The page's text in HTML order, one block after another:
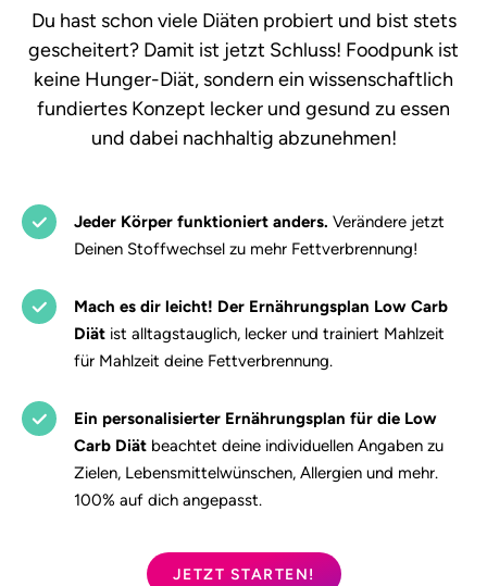
Du hast schon viele Diäten probiert und bist stets
gescheitert? Damit ist jetzt Schluss! Foodpunk ist
keine Hunger-Diät, sondern ein wissenschaftlich
fundiertes Konzept lecker und gesund zu essen
und dabei nachhaltig abzunehmen!
Jeder Körper funktioniert anders. Verändere jetzt
Deinen Stoffwechsel zu mehr Fettverbrennung!
Mach es dir leicht! Der Ernährungsplan Low Carb
Diät ist alltagstauglich, lecker und trainiert Mahlzeit
für Mahlzeit deine Fettverbrennung.
Ein personalisierter Ernährungsplan für die Low
Carb Diät beachtet deine individuellen Angaben zu
Zielen, Lebensmittelwünschen, Allergien und mehr.
100% auf dich angepasst.
JETZT STARTEN!